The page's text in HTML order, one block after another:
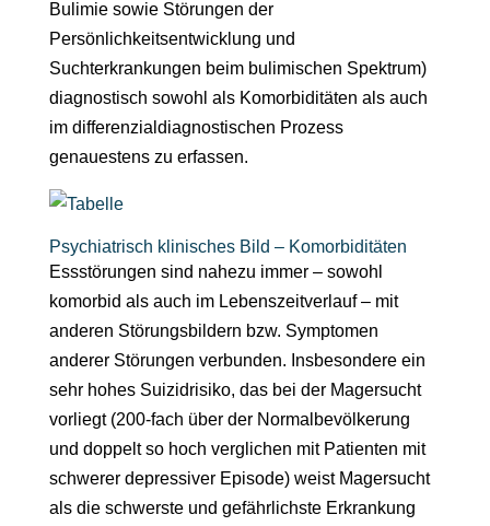
Bulimie sowie Störungen der
Persönlichkeitsentwicklung und
Suchterkrankungen beim bulimischen Spektrum)
diagnostisch sowohl als Komorbiditäten als auch
im differenzialdiagnostischen Prozess
genauestens zu erfassen.
Psychiatrisch klinisches Bild – Komorbiditäten
Essstörungen sind nahezu immer – sowohl
komorbid als auch im Lebenszeitverlauf – mit
anderen Störungsbildern bzw. Symptomen
anderer Störungen verbunden. Insbesondere ein
sehr hohes Suizidrisiko, das bei der Magersucht
vorliegt (200-fach über der Normalbevölkerung
und doppelt so hoch verglichen mit Patienten mit
schwerer depressiver Episode) weist Magersucht
als die schwerste und gefährlichste Erkrankung